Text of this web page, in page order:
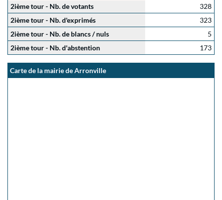
2ième tour - Nb. de votants
328
2ième tour - Nb. d'exprimés
323
2ième tour - Nb. de blancs / nuls
5
2ième tour - Nb. d'abstention
173
Carte de la mairie de Arronville